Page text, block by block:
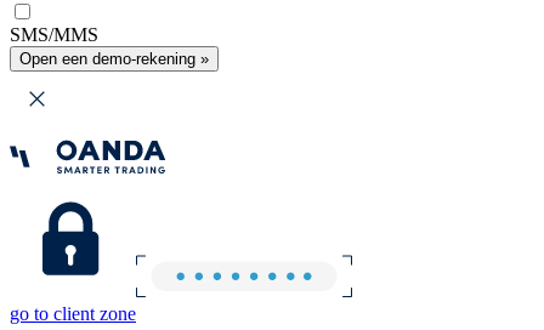
SMS/MMS
Open een demo-rekening »
go to client zone